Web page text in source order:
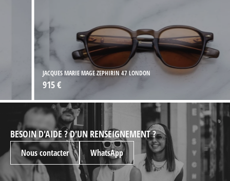
JACQUES MARIE MAGE ZEPHIRIN 47 LONDON
BESOIN D'AIDE ? D'UN RENSEIGNEMENT ?
Nous contacter WhatsApp